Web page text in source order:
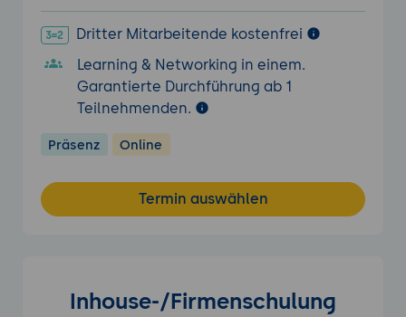
Dritter Mitarbeitende kostenfrei
Learning & Networking in einem.
Garantierte Durchführung ab 1
Teilnehmenden.
Präsenz Online
Termin auswählen
Inhouse-/Firmenschulung